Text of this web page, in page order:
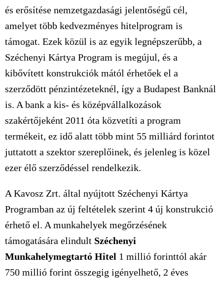
és erősítése nemzetgazdasági jelentőségű cél,
amelyet több kedvezményes hitelprogram is
támogat. Ezek közül is az egyik legnépszerűbb, a
Széchenyi Kártya Program is megújul, és a
kibővített konstrukciók mától érhetőek el a
szerződött pénzintézeteknél, így a Budapest Banknál
is. A bank a kis- és középvállalkozások
szakértőjeként 2011 óta közvetíti a program
termékeit, ez idő alatt több mint 55 milliárd forintot
juttatott a szektor szereplőinek, és jelenleg is közel
ezer élő szerződéssel rendelkezik.
A Kavosz Zrt. által nyújtott Széchenyi Kártya
Programban az új feltételek szerint 4 új konstrukció
érhető el. A munkahelyek megőrzésének
támogatására elindult Széchenyi
Munkahelymegtartó Hitel 1 millió forinttól akár
750 millió forint összegig igényelhető, 2 éves